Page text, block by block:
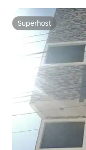
Superhost
Superhost